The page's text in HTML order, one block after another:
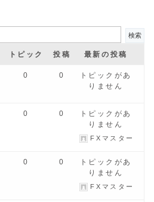
トピック 投稿 最新の投稿
0 0
トピックがあ
りません
0 0
トピックがあ
りません
FXマスター
0 0
トピックがあ
りません
FXマスター